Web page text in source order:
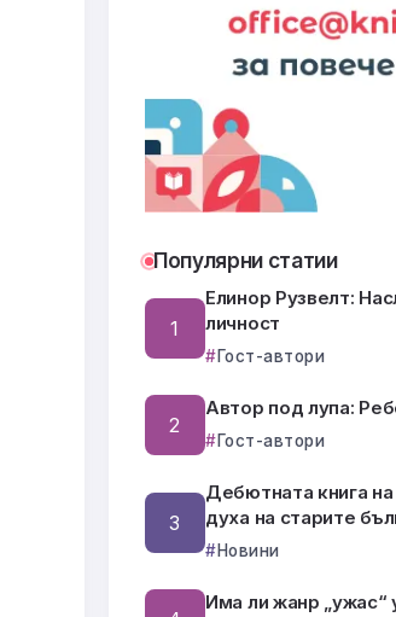
Популярни статии
Елинор Рузвелт:
личност
Гост-автори
Автор под лупа:
Гост-автори
Дебютната книга
духа на старите
Новини
Има ли жанр „ужас“